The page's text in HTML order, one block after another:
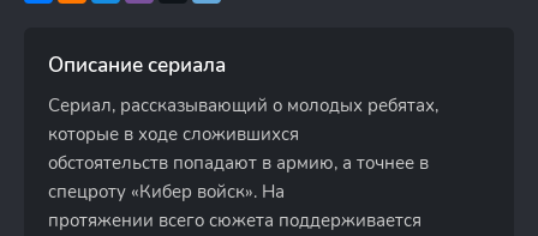
Описание сериала
Сериал, рассказывающий о молодых ребятах,
которые в ходе сложившихся
обстоятельств попадают в армию, а точнее в
спецроту «Кибер войск». На
протяжении всего сюжета поддерживается